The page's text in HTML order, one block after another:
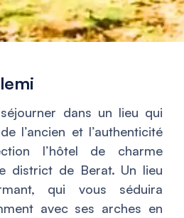
dans un lieu qui
l’ancien et l’authenticité
l’hôtel de charme
district de Berat. Un lieu
qui vous séduira
avec ses arches en